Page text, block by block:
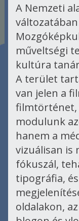
A Nemzeti
műveltségi
kultúra
A terület
van jelen a
filmtörténet,
modulunk
hanem a
vizuálisan is
fókuszál,
tipográfia,
oldalakon,